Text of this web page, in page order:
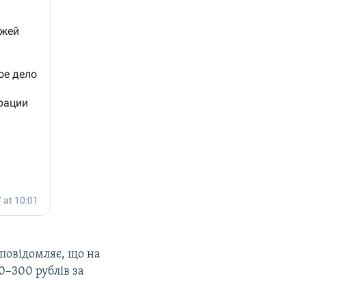
повідомляє, що на
рублів за